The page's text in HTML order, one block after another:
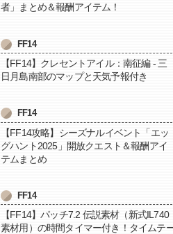
者」まとめ＆報酬アイテム！
FF14
【FF14】クレセントアイル：南征編 - 三
日月島南部のマップと天気予報付き
FF14
【FF14攻略】シーズナルイベント「エッ
グハント2025」開放クエスト＆報酬アイ
テムまとめ
FF14
【FF14】パッチ7.2 伝説素材（新式IL740
素材用）の時間タイマー付き！タイムテ